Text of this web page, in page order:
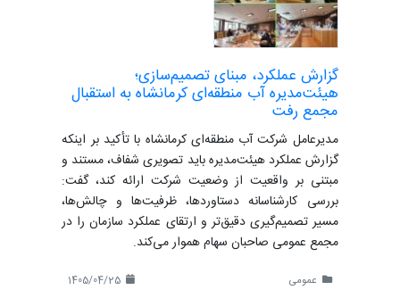
گزارش عملکرد، مبنای تصمیم‌سازی؛
هیئت‌مدیره آب منطقه‌ای کرمانشاه به استقبال
مجمع رفت
مدیرعامل شرکت آب منطقه‌ای کرمانشاه با تأکید بر اینکه
گزارش عملکرد هیئت‌مدیره باید تصویری شفاف، مستند و
مبتنی بر واقعیت از وضعیت شرکت ارائه کند، گفت:
بررسی کارشناسانه دستاوردها، ظرفیت‌ها و چالش‌ها،
مسیر تصمیم‌گیری دقیق‌تر و ارتقای عملکرد سازمان را در
مجمع عمومی صاحبان سهام هموار می‌کند.
عمومی